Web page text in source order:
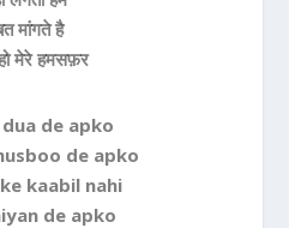
मांगते है
मेरे हमसफ़र
de apko
de apko
kaabil nahi
de apko